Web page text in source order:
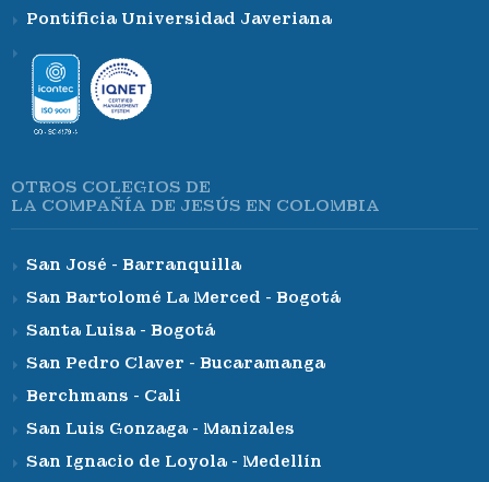
Pontificia Universidad Javeriana
OTROS COLEGIOS DE
LA COMPAÑÍA DE JESÚS EN COLOMBIA
San José - Barranquilla
San Bartolomé La Merced - Bogotá
Santa Luisa - Bogotá
San Pedro Claver - Bucaramanga
Berchmans - Cali
San Luis Gonzaga - Manizales
San Ignacio de Loyola - Medellín